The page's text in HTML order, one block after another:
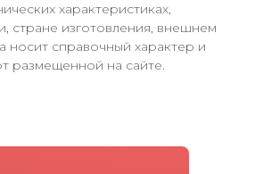
характеристиках,
стране изготовления, внешнем
носит справочный характер и
размещенной на сайте.